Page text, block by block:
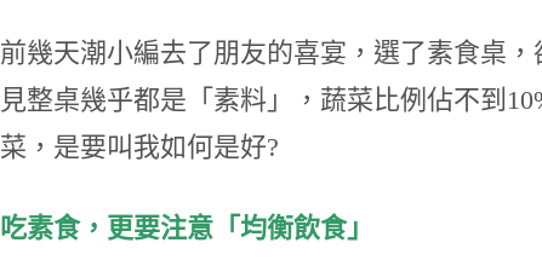
前幾天潮小編去了朋友的喜宴，選了素食桌
見整桌幾乎都是「素料」，蔬菜比例佔不到
菜，是要叫我如何是好?
吃素食，更要注意「均衡飲食」